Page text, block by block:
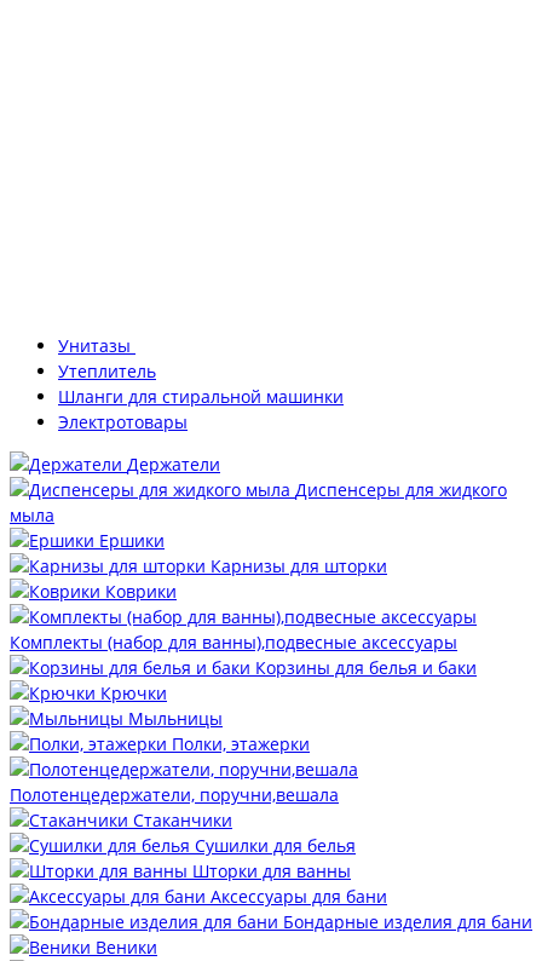
Унитазы
Утеплитель
Шланги для стиральной машинки
Электротовары
Держатели
Диспенсеры для жидкого
мыла
Ершики
Карнизы для шторки
Коврики
Комплекты (набор для ванны),подвесные аксессуары
Корзины для белья и баки
Крючки
Мыльницы
Полки, этажерки
Полотенцедержатели, поручни,вешала
Стаканчики
Сушилки для белья
Шторки для ванны
Аксессуары для бани
Бондарные изделия для бани
Веники